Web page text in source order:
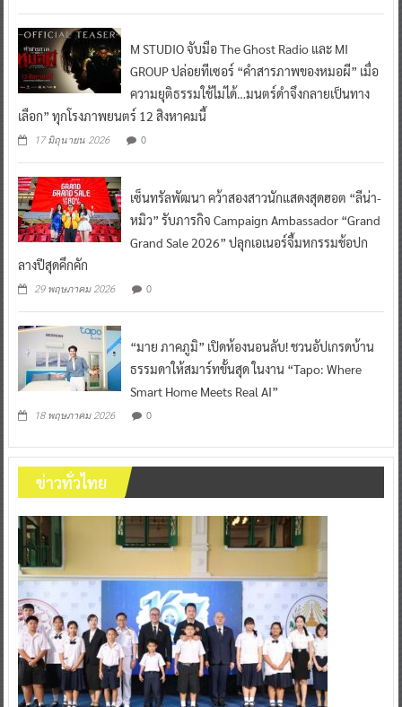
M STUDIO จับมือ The Ghost Radio และ MI
GROUP ปล่อยทีเซอร์ “คำสารภาพของหมอผี” เมื่อ
ความยุติธรรมใช้ไม่ได้…มนตร์ดำจึงกลายเป็นทาง
เลือก” ทุกโรงภาพยนตร์ 12 สิงหาคมนี้
17 มิถุนายน 2026 0
เซ็นทรัลพัฒนา คว้าสองสาวนักแสดงสุดฮอต “ลีน่า-
หมิว” รับภารกิจ Campaign Ambassador “Grand
Grand Sale 2026” ปลุกเอเนอร์จี้มหกรรมช้อปก
ลางปีสุดคึกคัก
29 พฤษภาคม 2026 0
“มาย ภาคภูมิ” เปิดห้องนอนลับ! ชวนอัปเกรดบ้าน
ธรรมดาให้สมาร์ทขั้นสุด ในงาน “Tapo: Where
Smart Home Meets Real AI”
18 พฤษภาคม 2026 0
ข่าวทั่วไทย